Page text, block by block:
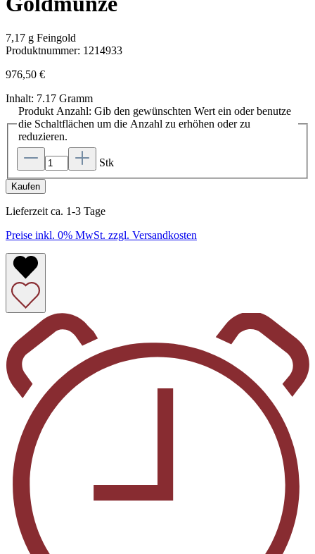
7,17 g Feingold
Produktnummer: 1214933
976,50 €
Inhalt: 7.17 Gramm
Produkt Anzahl: Gib den gewünschten Wert ein oder benutze
die Schaltflächen um die Anzahl zu erhöhen oder zu
reduzieren.
Stk
Kaufen
Lieferzeit ca. 1-3 Tage
Preise inkl. 0% MwSt. zzgl. Versandkosten